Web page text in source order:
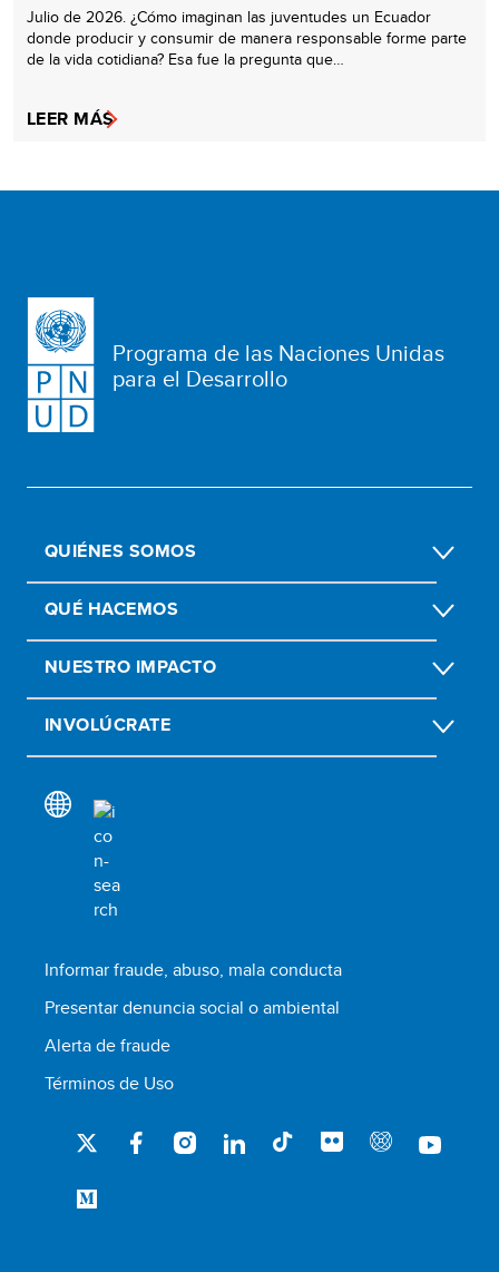
Julio de 2026. ¿Cómo imaginan las juventudes un Ecuador
donde producir y consumir de manera responsable forme parte
de la vida cotidiana? Esa fue la pregunta que…
LEER MÁS
Programa de las Naciones Unidas
para el Desarrollo
QUIÉNES SOMOS
QUÉ HACEMOS
NUESTRO IMPACTO
INVOLÚCRATE
Informar fraude, abuso, mala conducta
Presentar denuncia social o ambiental
Alerta de fraude
Términos de Uso